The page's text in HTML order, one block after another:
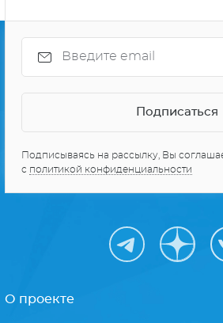
Подписываясь на рассылку, Вы
с политикой конфиденциальности
О проекте